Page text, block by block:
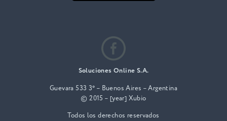
Soluciones Online S.A.
Guevara 533 3° – Buenos Aires – Argentina
© 2015 – [year] Xubio
Todos los derechos reservados